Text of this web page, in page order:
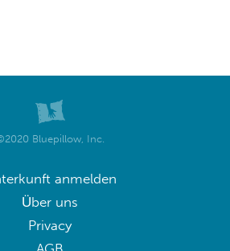
Bluepillow, Inc.
anmelden
Über uns
Privacy